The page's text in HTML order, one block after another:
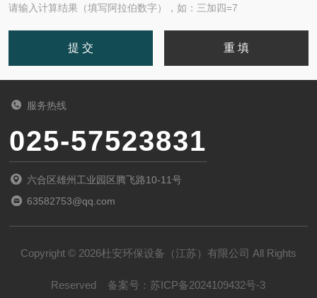
请输入计算结果（填写阿拉伯数字），如：三加四=7
服务热线
025-57523831
六合区雄州工业园区腾飞路10-11号
63582753@qq.com
Copyright © 2026杜安环保设备（江苏）有限公司 All Rights
Reserved 备案号：苏ICP备2024109432号-3